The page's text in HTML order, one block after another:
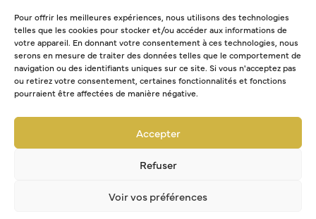
Pour offrir les meilleures expériences, nous utilisons des technologies
telles que les cookies pour stocker et/ou accéder aux informations de
votre appareil. En donnant votre consentement à ces technologies, nous
serons en mesure de traiter des données telles que le comportement de
navigation ou des identifiants uniques sur ce site. Si vous n'acceptez pas
ou retirez votre consentement, certaines fonctionnalités et fonctions
pourraient être affectées de manière négative.
Accepter
Refuser
Voir vos préférences
NEWSLETTER
Abonnement Agenda